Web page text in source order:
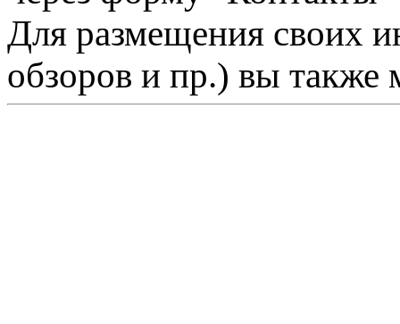
Для размещения своих
обзоров и пр.) вы также